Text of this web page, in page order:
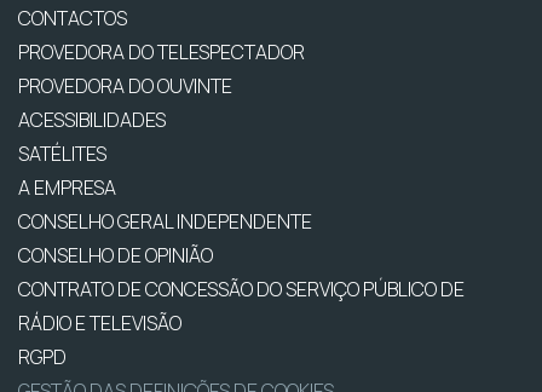
CONTACTOS
PROVEDORA DO TELESPECTADOR
PROVEDORA DO OUVINTE
ACESSIBILIDADES
SATÉLITES
A EMPRESA
CONSELHO GERAL INDEPENDENTE
CONSELHO DE OPINIÃO
CONTRATO DE CONCESSÃO DO SERVIÇO PÚBLICO DE
RÁDIO E TELEVISÃO
RGPD